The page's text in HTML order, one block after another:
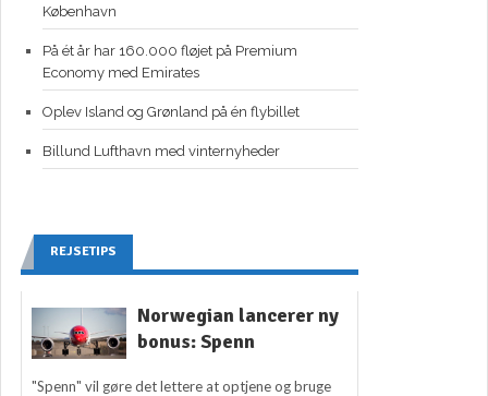
København
På ét år har 160.000 fløjet på Premium
Economy med Emirates
Oplev Island og Grønland på én flybillet
Billund Lufthavn med vinternyheder
REJSETIPS
Norwegian lancerer ny
bonus: Spenn
"Spenn" vil gøre det lettere at optjene og bruge